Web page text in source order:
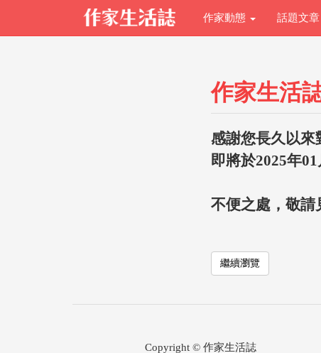
作家動態 話題文章
作家生活
感謝您長久以來
即將於2025年
不便之處，敬請
繼續瀏覽
Copyright © 作家生活誌